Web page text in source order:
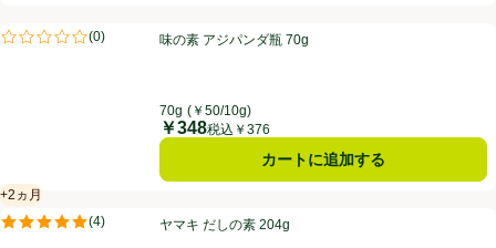
味の素 アジパンダ瓶 70g
(0)
評価は0件のレビューで5点中0.0点。
味の素 アジパンダ瓶 70g
70g (￥50/10g)
価格
￥348税込￥376
カートに追加する
ヤマキ だしの素 204g
+2ヵ月
賞味・消費期限保証：2ヵ月
(4)
評価は4件のレビューで5点中5.0点。
ヤマキ だしの素 204g